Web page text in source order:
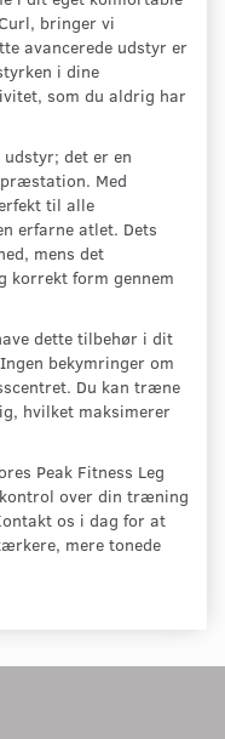
bringer vi
avancerede udstyr er
i dine
som du aldrig har
det er en
Med
til alle
erfarne atlet. Dets
mens det
korrekt form gennem
dette tilbehør i dit
bekymringer om
Du kan træne
hvilket maksimerer
Peak Fitness Leg
over din træning
os i dag for at
mere tonede